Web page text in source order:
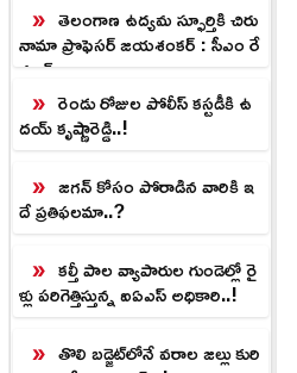
తెలంగాణ ఉద్యమ స్ఫూర్తికి చిరు
నామా ప్రొఫెసర్ జయశంకర్ : సీఎం రే
వంత్
రెండు రోజుల పోలీస్ కస్టడీకి ఉ
దయ్ కృష్ణారెడ్డి..!
జగన్ కోసం పోరాడిన వారికి ఇ
దే ప్రతిఫలమా..?
కల్తీ పాల వ్యాపారుల గుండెల్లో రై
ళ్లు పరిగెత్తిస్తున్న ఐఏఎస్ అధికారి..!
తొలి బడ్జెట్‌లోనే వరాల జల్లు కురి